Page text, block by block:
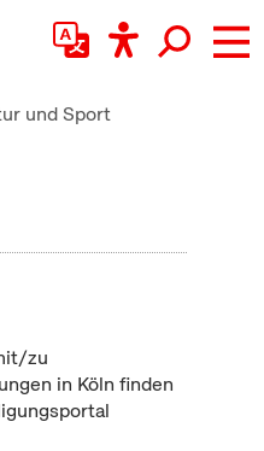
und Sport
zu
in Köln finden